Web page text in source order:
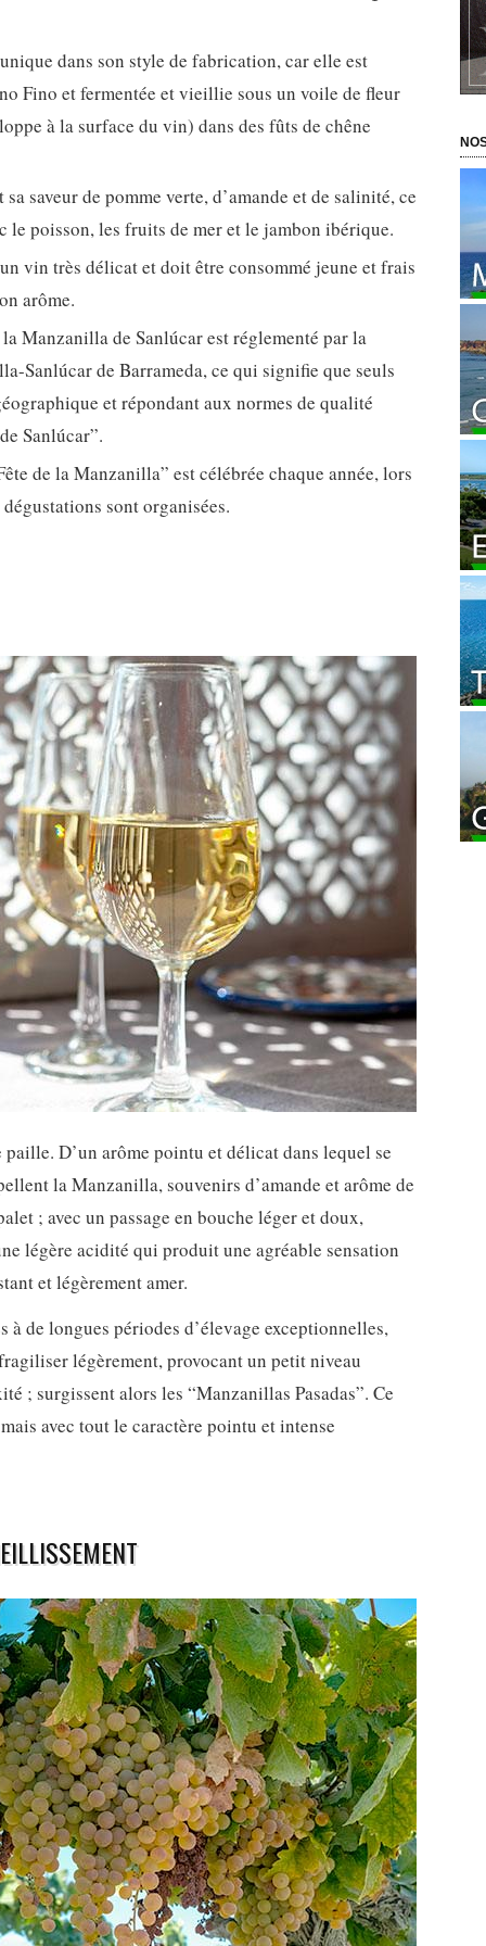
dans son style de fabrication, car elle est
Fino et fermentée et vieillie sous un voile de fleur
à la surface du vin) dans des fûts de chêne
saveur de pomme verte, d’amande et de salinité, ce
le poisson, les fruits de mer et le jambon ibérique.
vin très délicat et doit être consommé jeune et frais
arôme.
Manzanilla de Sanlúcar est réglementé par la
Sanlúcar de Barrameda, ce qui signifie que seuls
et répondant aux normes de qualité
Sanlúcar”.
de la Manzanilla” est célébrée chaque année, lors
sont organisées.
D’un arôme pointu et délicat dans lequel se
la Manzanilla, souvenirs d’amande et arôme de
; avec un passage en bouche léger et doux,
légère acidité qui produit une agréable sensation
et légèrement amer.
de longues périodes d’élevage exceptionnelles,
légèrement, provocant un petit niveau
; surgissent alors les “Manzanillas Pasadas”. Ce
avec tout le caractère pointu et intense